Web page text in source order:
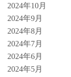
2024年10月
2024年9月
2024年8月
2024年7月
2024年6月
2024年5月